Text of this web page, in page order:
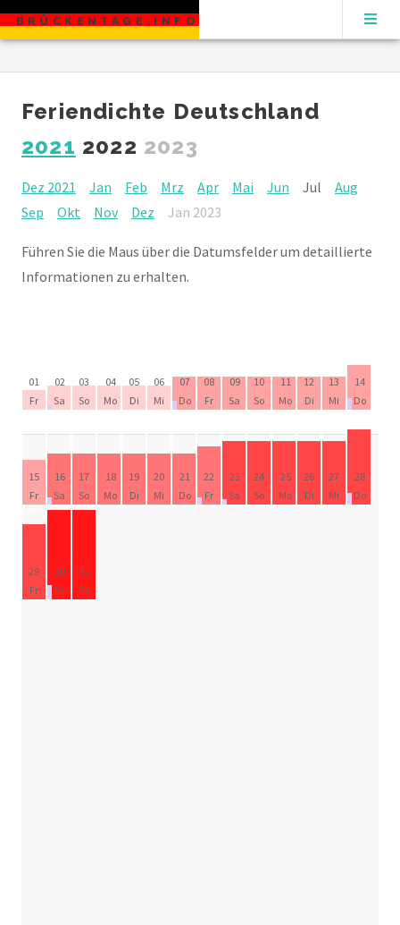
BRÜCKENTAGE.INFO
Feriendichte Deutschland
2021 2022 2023
Dez 2021 Jan Feb Mrz Apr Mai Jun Jul
Aug
Sep
Okt Nov Dez Jan 2023
Führen Sie die Maus über die Datumsfelder um detaillierte
Informationen zu erhalten.
01
Fr
02
Sa
03
So
04
Mo
05
Di
06
Mi
07
Do
08
Fr
09
Sa
10
So
11
Mo
12
Di
13
Mi
14
Do
15
Fr
16
Sa
17
So
18
Mo
19
Di
20
Mi
21
Do
22
Fr
23
Sa
24
So
25
Mo
26
Di
27
Mi
28
Do
29
Fr
30
Sa
31
So